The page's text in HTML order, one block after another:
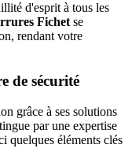
d'esprit à tous les
Fichet se
rendant votre
de sécurité
grâce à ses solutions
par une expertise
quelques éléments clés